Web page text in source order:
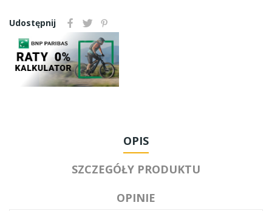
Udostępnij
OPIS
SZCZEGÓŁY PRODUKTU
OPINIE